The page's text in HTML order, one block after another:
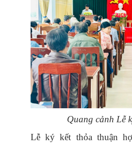
Quang cảnh Lễ
Lễ ký kết thỏa thuận